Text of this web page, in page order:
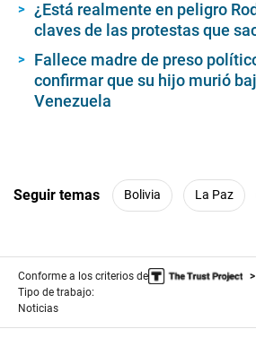
¿Está realmente en peligro
claves de las protestas que
Fallece madre de preso
confirmar que su hijo murió
Venezuela
Seguir temas Bolivia La Paz
Conforme a los criterios de
Tipo de trabajo:
Noticias